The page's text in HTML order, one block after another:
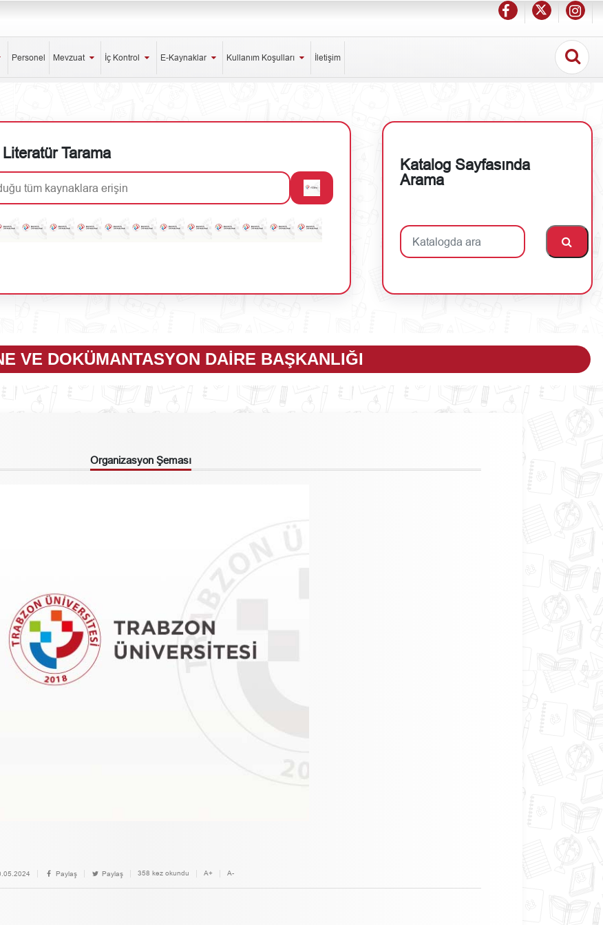
Personel Mevzuat İç Kontrol E-Kaynaklar Kullanım Koşulları İletişim
Tarama
Katalog Sayfasında
Arama
VE DOKÜMANTASYON DAIRE BAŞKANLIĞI
Organizasyon Şeması
Paylaş Paylaş 358 kez okundu A+ A-